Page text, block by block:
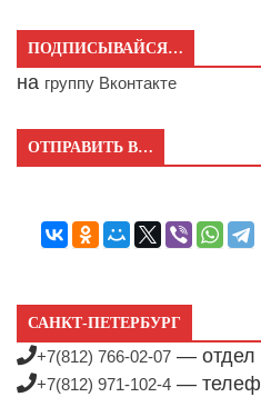
ПОДПИСЫВАЙСЯ…
на группу Вконтакте
ОТПРАВИТЬ В…
САНКТ-ПЕТЕРБУРГ
+7(812) 766-02-07 — отдел
+7(812) 971-102-4 —